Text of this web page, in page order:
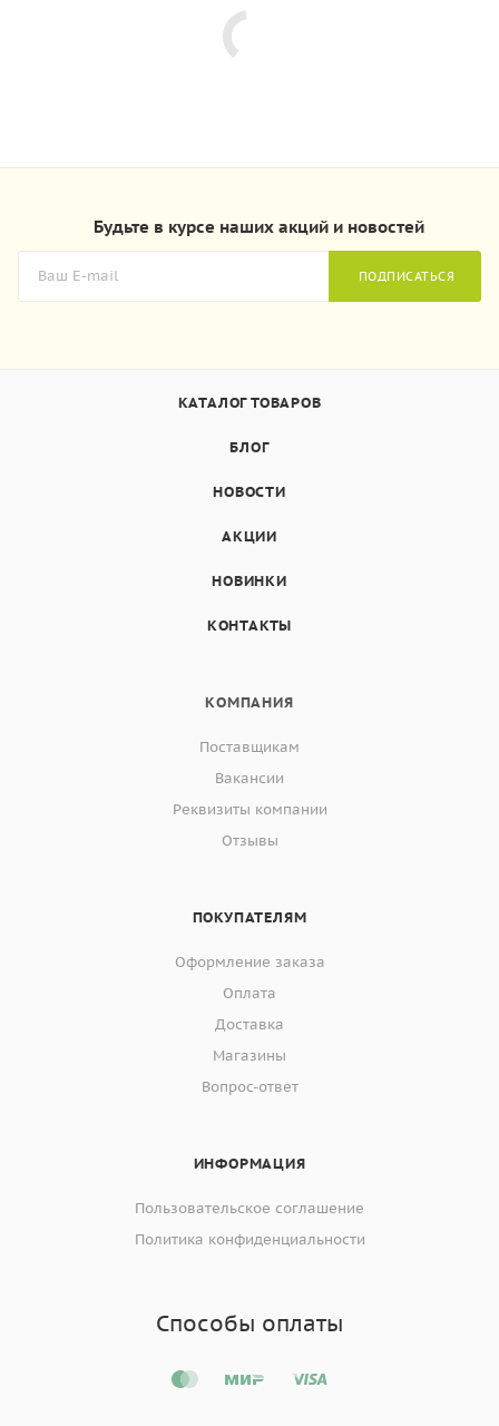
Будьте в курсе наших акций и новостей
ПОДПИСАТЬСЯ
КАТАЛОГ ТОВАРОВ
БЛОГ
НОВОСТИ
АКЦИИ
НОВИНКИ
КОНТАКТЫ
КОМПАНИЯ
Поставщикам
Вакансии
Реквизиты компании
Отзывы
ПОКУПАТЕЛЯМ
Оформление заказа
Оплата
Доставка
Магазины
Вопрос-ответ
ИНФОРМАЦИЯ
Пользовательское соглашение
Политика конфиденциальности
Способы оплаты